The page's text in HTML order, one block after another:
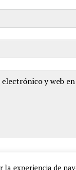
y web
experiencia de